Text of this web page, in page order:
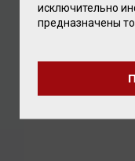
Nekeas El
исключительно
предназначены